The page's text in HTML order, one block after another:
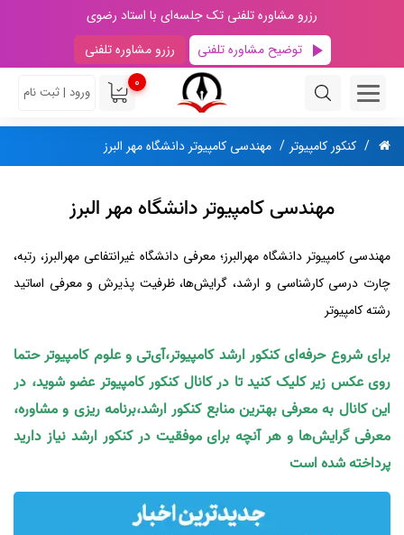
رزرو مشاوره تلفنی تک جلسه‌ای با استاد رضوی
توضیح مشاوره تلفنی
رزرو مشاوره تلفنی
0
ورود | ثبت نام
کنکور کامپیوتر مهندسی کامپیوتر دانشگاه مهر البرز
مهندسی کامپیوتر دانشگاه مهر البرز
مهندسی کامپیوتر دانشگاه مهرالبرز؛ معرفی دانشگاه غیرانتفاعی مهرالبرز، رتبه،
چارت درسی کارشناسی و ارشد، گرایش‌ها، ظرفیت پذیرش و معرفی اساتید
رشته کامپیوتر
برای شروع حرفه‌ای کنکور ارشد کامپیوتر،آی‌تی و علوم کامپیوتر حتما
روی عکس زیر کلیک کنید تا در کانال کنکور کامپیوتر عضو شوید، در
این کانال به معرفی بهترین منابع کنکور ارشد،برنامه ریزی و مشاوره،
معرفی گرایش‌ها و هر آنچه برای موفقیت در کنکور ارشد نیاز دارید
پرداخته شده است